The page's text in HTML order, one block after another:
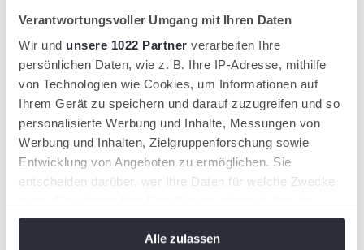
Verantwortungsvoller Umgang mit Ihren Daten
Wir und unsere 1022 Partner verarbeiten Ihre
persönlichen Daten, wie z. B. Ihre IP-Adresse, mithilfe
von Technologien wie Cookies, um Informationen auf
Ihrem Gerät zu speichern und darauf zuzugreifen und so
personalisierte Werbung und Inhalte, Messungen von
Werbung und Inhalten, Zielgruppenforschung sowie
Entwicklung von Angeboten zu ermöglichen. Sie
entscheiden darüber, wer Ihre Daten für welche Zwecke
Cookie-Erklärung oder durch Klicken auf das Privacy
Trigger Symbol ändern oder widerrufen
Alle zulassen
Ehrenamt gewinnen
Ehrungen
HTV-Mitgliedschaft
Leistungssport
Nachwuchsförderung im HTV
Übersicht
HTV-Trainerteam
Förderkonzept
Stützpunkte
HTV-Partnertrainer
Duale Karriere
Internationale Turniere
Aus- & Fortbildung
Trainer
Übersicht
Trainer werden!